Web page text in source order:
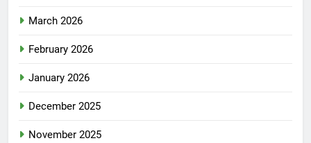
March 2026
February 2026
January 2026
December 2025
November 2025